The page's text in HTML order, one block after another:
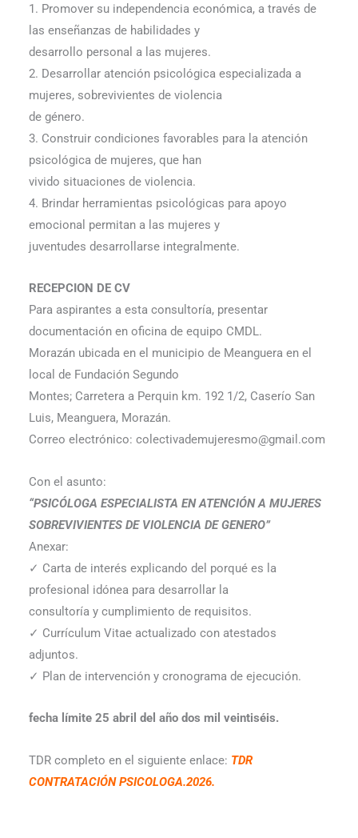
1. Promover su independencia económica, a través de
las enseñanzas de habilidades y
desarrollo personal a las mujeres.
2. Desarrollar atención psicológica especializada a
mujeres, sobrevivientes de violencia
de género.
3. Construir condiciones favorables para la atención
psicológica de mujeres, que han
vivido situaciones de violencia.
4. Brindar herramientas psicológicas para apoyo
emocional permitan a las mujeres y
juventudes desarrollarse integralmente.
RECEPCION DE CV
Para aspirantes a esta consultoría, presentar
documentación en oficina de equipo CMDL.
Morazán ubicada en el municipio de Meanguera en el
local de Fundación Segundo
Montes; Carretera a Perquin km. 192 1/2, Caserío San
Luis, Meanguera, Morazán.
Correo electrónico: colectivademujeresmo@gmail.com
Con el asunto:
“PSICÓLOGA ESPECIALISTA EN ATENCIÓN A MUJERES
SOBREVIVIENTES DE VIOLENCIA DE GENERO”
Anexar:
✓ Carta de interés explicando del porqué es la
profesional idónea para desarrollar la
consultoría y cumplimiento de requisitos.
✓ Currículum Vitae actualizado con atestados
adjuntos.
✓ Plan de intervención y cronograma de ejecución.
fecha límite 25 abril del año dos mil veintiséis.
TDR completo en el siguiente enlace: TDR
CONTRATACIÓN PSICOLOGA.2026.